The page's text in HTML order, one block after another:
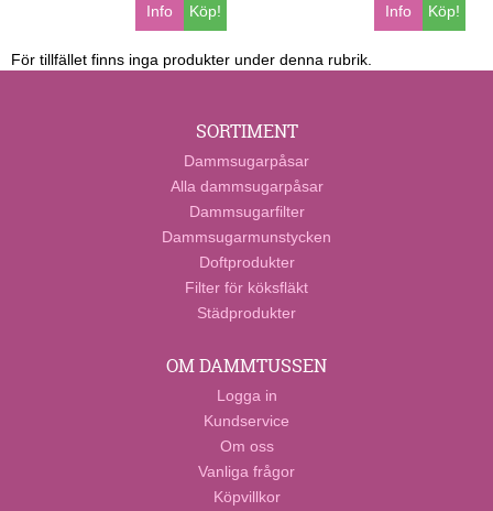
Köp!
Info Köp!
Info
För tillfället finns inga produkter under denna rubrik.
SORTIMENT
Dammsugarpåsar
Alla dammsugarpåsar
Dammsugarfilter
Dammsugarmunstycken
Doftprodukter
Filter för köksfläkt
Städprodukter
OM DAMMTUSSEN
Logga in
Kundservice
Om oss
Vanliga frågor
Köpvillkor